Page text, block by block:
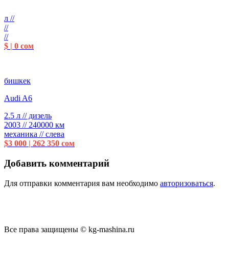
л //
//
//
$ | 0 сом
бишкек
Audi A6
2.5 л // дизель
2003 // 240000 км
механика // слева
$3 000 | 262 350 сом
Добавить комментарий
Для отправки комментария вам необходимо авторизоваться.
Все права защищены © kg-mashina.ru